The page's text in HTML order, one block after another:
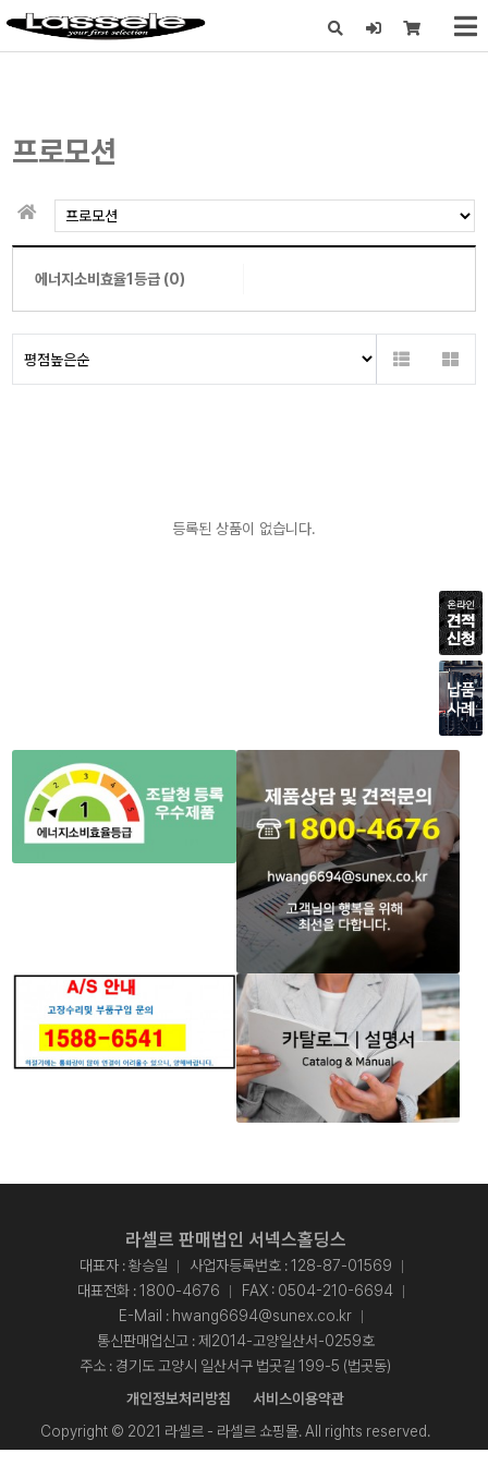
프로모션
에너지소비효율1등급 (0)
등록된 상품이 없습니다.
라셀르 판매법인 서넥스홀딩스
대표자 : 황승일
사업자등록번호 : 128-87-01569
대표전화 :1800-4676
FAX : 0504-210-6694
E-Mail : hwang6694@sunex.co.kr
통신판매업신고 : 제2014-고양일산서-0259호
주소 : 경기도 고양시 일산서구 법곳길 199-5 (법곳동)
개인정보처리방침
서비스이용약관
Copyright © 2021 라셀르 - 라셀르 쇼핑몰. All rights reserved.